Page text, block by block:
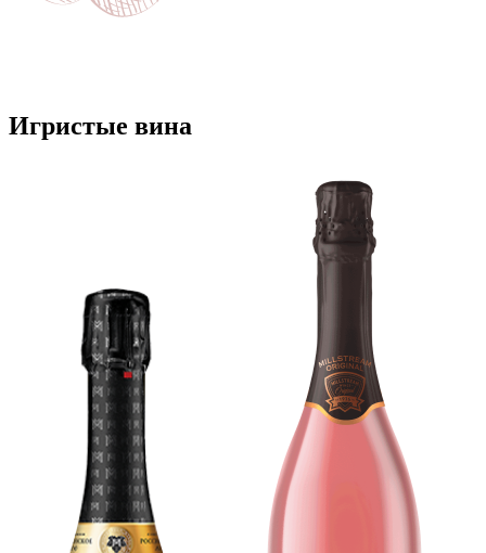
Игристые вина